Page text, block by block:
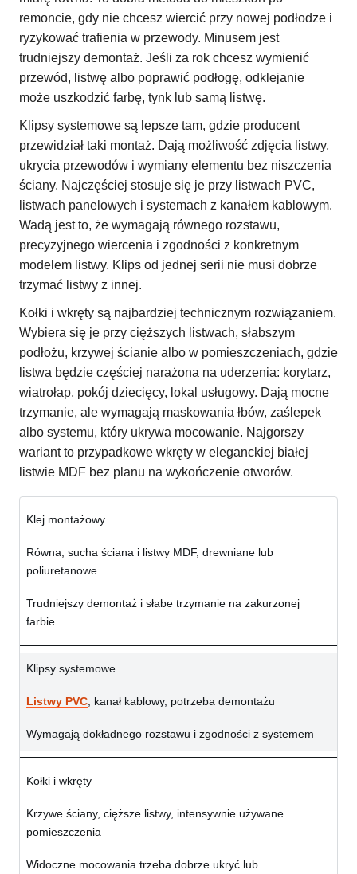
remoncie, gdy nie chcesz wiercić przy nowej podłodze i
ryzykować trafienia w przewody. Minusem jest
trudniejszy demontaż. Jeśli za rok chcesz wymienić
przewód, listwę albo poprawić podłogę, odklejanie
może uszkodzić farbę, tynk lub samą listwę.
Klipsy systemowe są lepsze tam, gdzie producent
przewidział taki montaż. Dają możliwość zdjęcia listwy,
ukrycia przewodów i wymiany elementu bez niszczenia
ściany. Najczęściej stosuje się je przy listwach PVC,
listwach panelowych i systemach z kanałem kablowym.
Wadą jest to, że wymagają równego rozstawu,
precyzyjnego wiercenia i zgodności z konkretnym
modelem listwy. Klips od jednej serii nie musi dobrze
trzymać listwy z innej.
Kołki i wkręty są najbardziej technicznym rozwiązaniem.
Wybiera się je przy cięższych listwach, słabszym
podłożu, krzywej ścianie albo w pomieszczeniach, gdzie
listwa będzie częściej narażona na uderzenia: korytarz,
wiatrołap, pokój dziecięcy, lokal usługowy. Dają mocne
trzymanie, ale wymagają maskowania łbów, zaślepek
albo systemu, który ukrywa mocowanie. Najgorszy
wariant to przypadkowe wkręty w eleganckiej białej
listwie MDF bez planu na wykończenie otworów.
Klej montażowy
Równa, sucha ściana i listwy MDF, drewniane lub
poliuretanowe
Trudniejszy demontaż i słabe trzymanie na zakurzonej
farbie
Klipsy systemowe
Listwy PVC, kanał kablowy, potrzeba demontażu
Wymagają dokładnego rozstawu i zgodności z systemem
Kołki i wkręty
Krzywe ściany, cięższe listwy, intensywnie używane
pomieszczenia
Widoczne mocowania trzeba dobrze ukryć lub